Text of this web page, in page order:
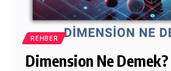
REHBER
Dimension Ne Demek?